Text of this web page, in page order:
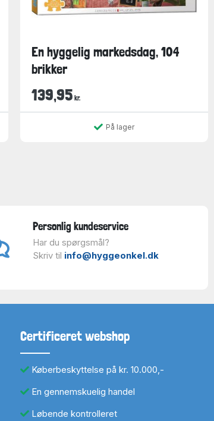
En hyggelig markedsdag, 104
brikker
139,95 kr.
På lager
Personlig kundeservice
Har du spørgsmål?
Skriv til info@hyggeonkel.dk
Certificeret webshop
Køberbeskyttelse på kr. 10.000,-
En gennemskuelig handel
Løbende kontrolleret